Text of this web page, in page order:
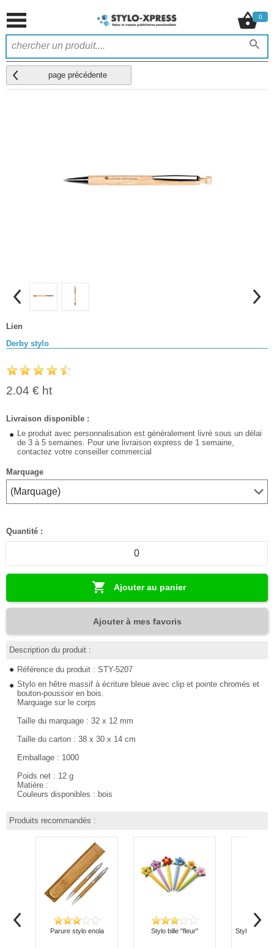
0
page précédente
Lien
Derby stylo
2.04 € ht
Livraison disponible :
Le produit avec personnalisation est généralement livré sous un délai
de 3 à 5 semaines. Pour une livraison express de 1 semaine,
contactez votre conseiller commercial
Marquage
Quantité :
Ajouter au panier
Ajouter à mes favoris
Description du produit :
Référence du produit : STY-5207
Stylo en hêtre massif à écriture bleue avec clip et pointe chromés et
bouton-poussoir en bois.
Marquage sur le corps
Taille du marquage : 32 x 12 mm
Taille du carton : 38 x 30 x 14 cm
Emballage : 1000
Poids net : 12 g
Matière :
Couleurs disponibles : bois
Produits recommandés :
Parure stylo enola Stylo bille "fleur" Stylo bille